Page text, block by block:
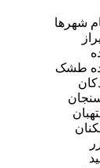
شهر‌ها
طشک